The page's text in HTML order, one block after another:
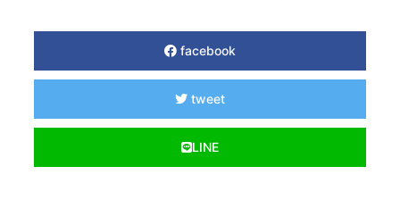
facebook
tweet
LINE